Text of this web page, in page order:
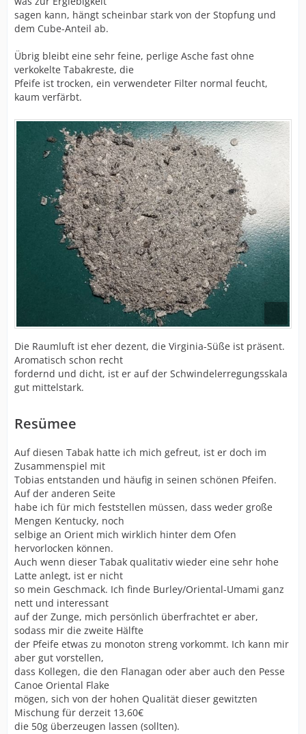
sagen kann, hängt scheinbar stark von der Stopfung und
dem Cube-Anteil ab.
Übrig bleibt eine sehr feine, perlige Asche fast ohne
verkokelte Tabakreste, die
Pfeife ist trocken, ein verwendeter Filter normal feucht,
kaum verfärbt.
Die Raumluft ist eher dezent, die Virginia-Süße ist präsent.
Aromatisch schon recht
fordernd und dicht, ist er auf der Schwindelerregungsskala
gut mittelstark.
Resümee
Auf diesen Tabak hatte ich mich gefreut, ist er doch im
Zusammenspiel mit
Tobias entstanden und häufig in seinen schönen Pfeifen.
Auf der anderen Seite
habe ich für mich feststellen müssen, dass weder große
Mengen Kentucky, noch
selbige an Orient mich wirklich hinter dem Ofen
hervorlocken können.
Auch wenn dieser Tabak qualitativ wieder eine sehr hohe
Latte anlegt, ist er nicht
so mein Geschmack. Ich finde Burley/Oriental-Umami ganz
nett und interessant
auf der Zunge, mich persönlich überfrachtet er aber,
sodass mir die zweite Hälfte
der Pfeife etwas zu monoton streng vorkommt. Ich kann mir
aber gut vorstellen,
dass Kollegen, die den Flanagan oder aber auch den Pesse
Canoe Oriental Flake
mögen, sich von der hohen Qualität dieser gewitzten
Mischung für derzeit 13,60€
die 50g überzeugen lassen (sollten).